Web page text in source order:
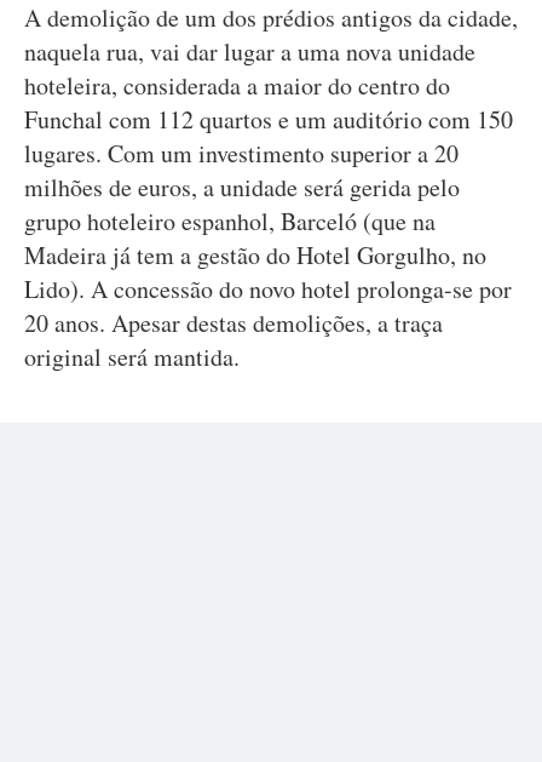
A demolição de um dos prédios antigos da cidade,
naquela rua, vai dar lugar a uma nova unidade
hoteleira, considerada a maior do centro do
Funchal com 112 quartos e um auditório com 150
lugares. Com um investimento superior a 20
milhões de euros, a unidade será gerida pelo
grupo hoteleiro espanhol, Barceló (que na
Madeira já tem a gestão do Hotel Gorgulho, no
Lido). A concessão do novo hotel prolonga-se por
20 anos. Apesar destas demolições, a traça
original será mantida.